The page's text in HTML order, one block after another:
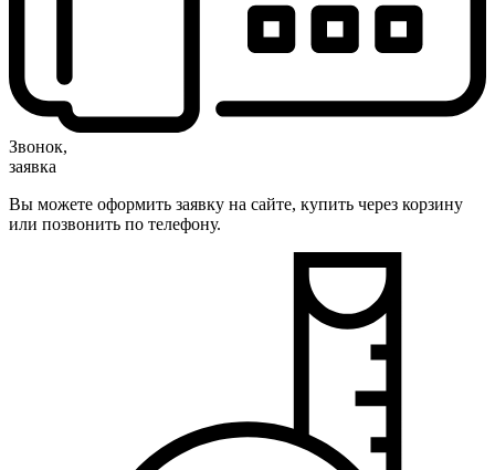
Звонок,
заявка
Вы можете оформить заявку на сайте, купить через корзину
или позвонить по телефону.